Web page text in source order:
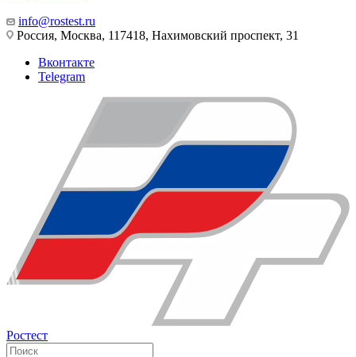
info@rostest.ru
Россия, Москва, 117418, Нахимовский проспект, 31
Вконтакте
Telegram
Ростест